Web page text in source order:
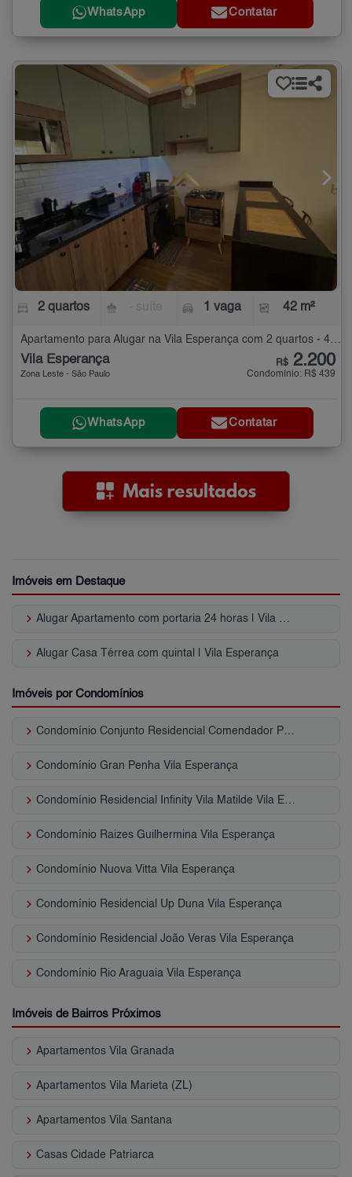
WhatsApp Contatar
2 quartos 1 vaga 42 m²
Vila Esperança
Zona Leste - São Paulo
R$ 2.200
Condomínio: R$ 439
WhatsApp Contatar
Imóveis em Destaque
keyboard_arrow_right
keyboard_arrow_right Alugar Casa Térrea com quintal | Vila Esperança
Imóveis por Condomínios
keyboard_arrow_right
keyboard_arrow_right Condomínio Gran Penha Vila Esperança
keyboard_arrow_right
keyboard_arrow_right Condomínio Raizes Guilhermina Vila Esperança
keyboard_arrow_right Condomínio Nuova Vitta Vila Esperança
keyboard_arrow_right Condomínio Residencial Up Duna Vila Esperança
keyboard_arrow_right Condomínio Residencial João Veras Vila Esperança
keyboard_arrow_right Condomínio Rio Araguaia Vila Esperança
Imóveis de Bairros Próximos
keyboard_arrow_right Apartamentos Vila Granada
keyboard_arrow_right Apartamentos Vila Marieta (ZL)
keyboard_arrow_right Apartamentos Vila Santana
keyboard_arrow_right Casas Cidade Patriarca